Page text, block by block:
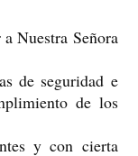
Nuestra Señora
de seguridad e
de los
y con cierta